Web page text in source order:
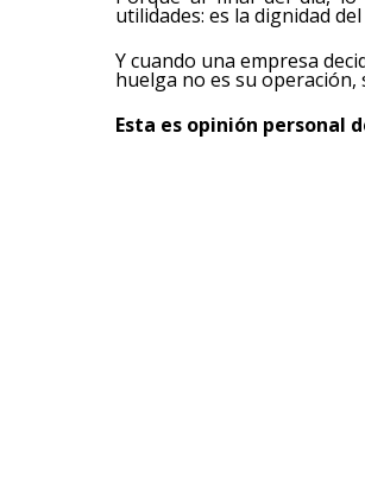
utilidades: es la dignidad
Y cuando una empresa
huelga no es su
Esta es opinión personal